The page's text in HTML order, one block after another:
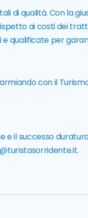
di qualità. Con la
ai costi dei
qualificate per
con il
e il successo
.